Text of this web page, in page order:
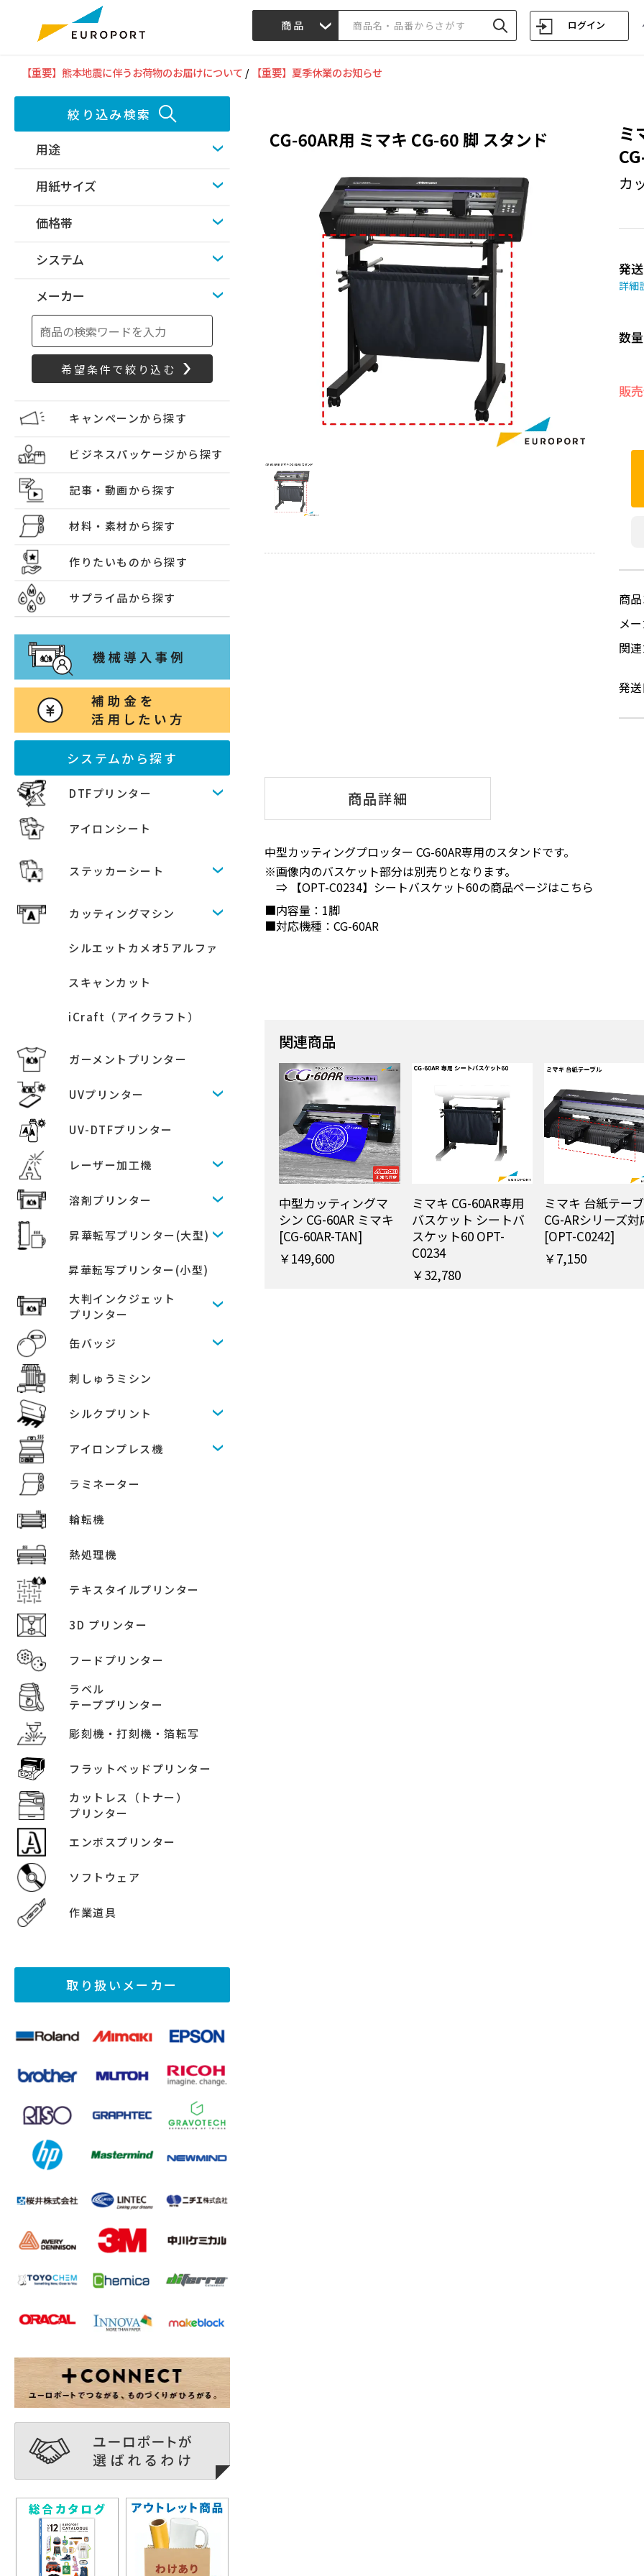
商品 ログイン
【重要】熊本地震に伴うお荷物のお届けについて / 【重要】夏季休業のお知らせ
絞り込み検索
用途
用紙サイズ
価格帯
システム
メーカー
キャンペーンから探す
ビジネスパッケージから探す
記事・動画から探す
材料・素材から探す
作りたいものから探す
サプライ品から探す
システムから探す
DTFプリンター
アイロンシート
ステッカーシート
カッティングマシン
シルエットカメオ5アルファ
スキャンカット
iCraft（アイクラフト）
ガーメントプリンター
UVプリンター
UV-DTFプリンター
レーザー加工機
溶剤プリンター
昇華転写プリンター(大型)
昇華転写プリンター(小型)
大判インクジェット
プリンター
缶バッジ
刺しゅうミシン
シルクプリント
アイロンプレス機
ラミネーター
輪転機
熱処理機
テキスタイルプリンター
3D プリンター
フードプリンター
ラベル
テーププリンター
彫刻機・打刻機・箔転写
フラットベッドプリンター
カットレス（トナー）
プリンター
エンボスプリンター
ソフトウェア
作業道具
取り扱いメーカー
ミ
カ
発
詳細
数量
販
商
メ
関
発
商品詳細
中型カッティングプロッター CG-60AR専用のスタンドです。
画像内のバスケット部分は別売りとなります。
⇒ 【OPT-C0234】シートバスケット60の商品ページはこちら
■内容量：1脚
■対応機種：CG-60AR
関連商品
中型カッティングマ
シン CG-60AR ミマキ
[CG-60AR-TAN]
￥149,600
ミマキ CG-60AR専用
バスケット シートバ
スケット60 OPT-
C0234
￥32,780
ミマキ 台紙テー
CG-ARシリーズ対
[OPT-C0242]
￥7,150